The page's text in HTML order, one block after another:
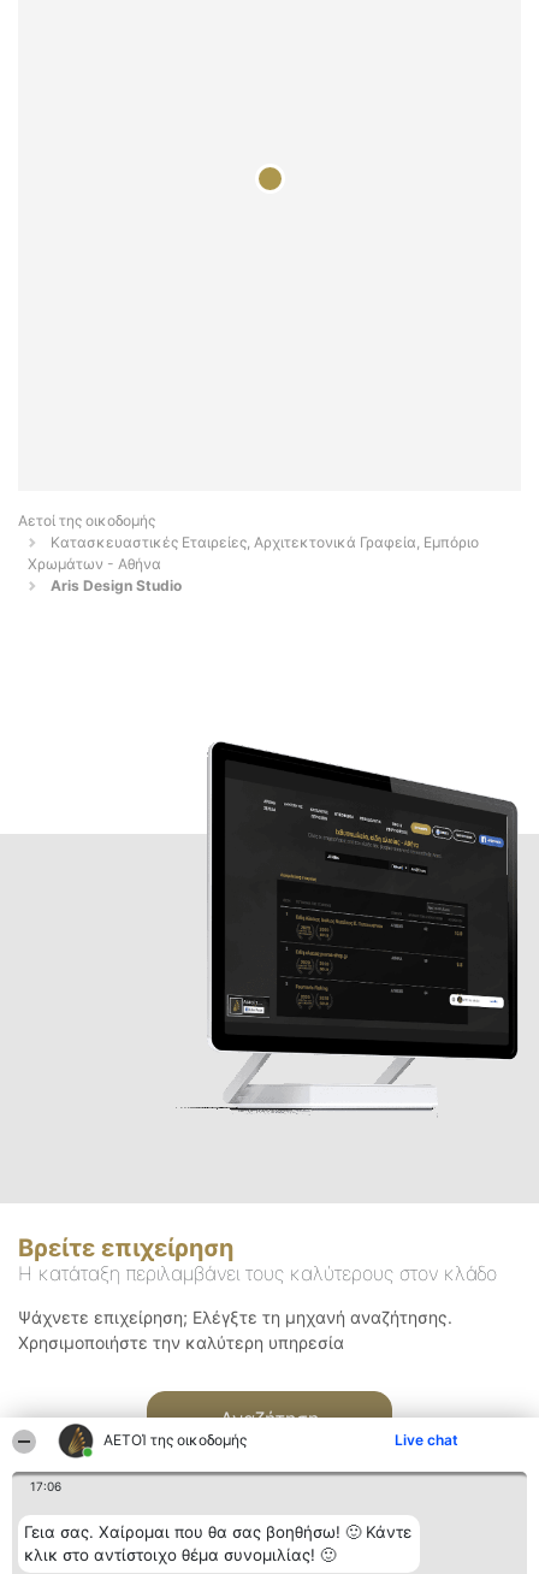
ΑΕΤΟΊ της οικοδομής Live chat
17:06
Γεια σας. Χαίρομαι που θα σας βοηθήσω! 🙂 Κάντε
κλικ στο αντίστοιχο θέμα συνομιλίας! 🙂
Αετοί της οικοδομής
Κατασκευαστικές Εταιρείες, Αρχιτεκτονικά Γραφεία, Εμπόριο
Χρωμάτων - Αθήνα
Aris Design Studio
Βρείτε επιχείρηση
Η κατάταξη περιλαμβάνει τους καλύτερους στον κλάδο
Ψάχνετε επιχείρηση; Ελέγξτε τη μηχανή αναζήτησης.
Χρησιμοποιήστε την καλύτερη υπηρεσία
Αναζήτηση